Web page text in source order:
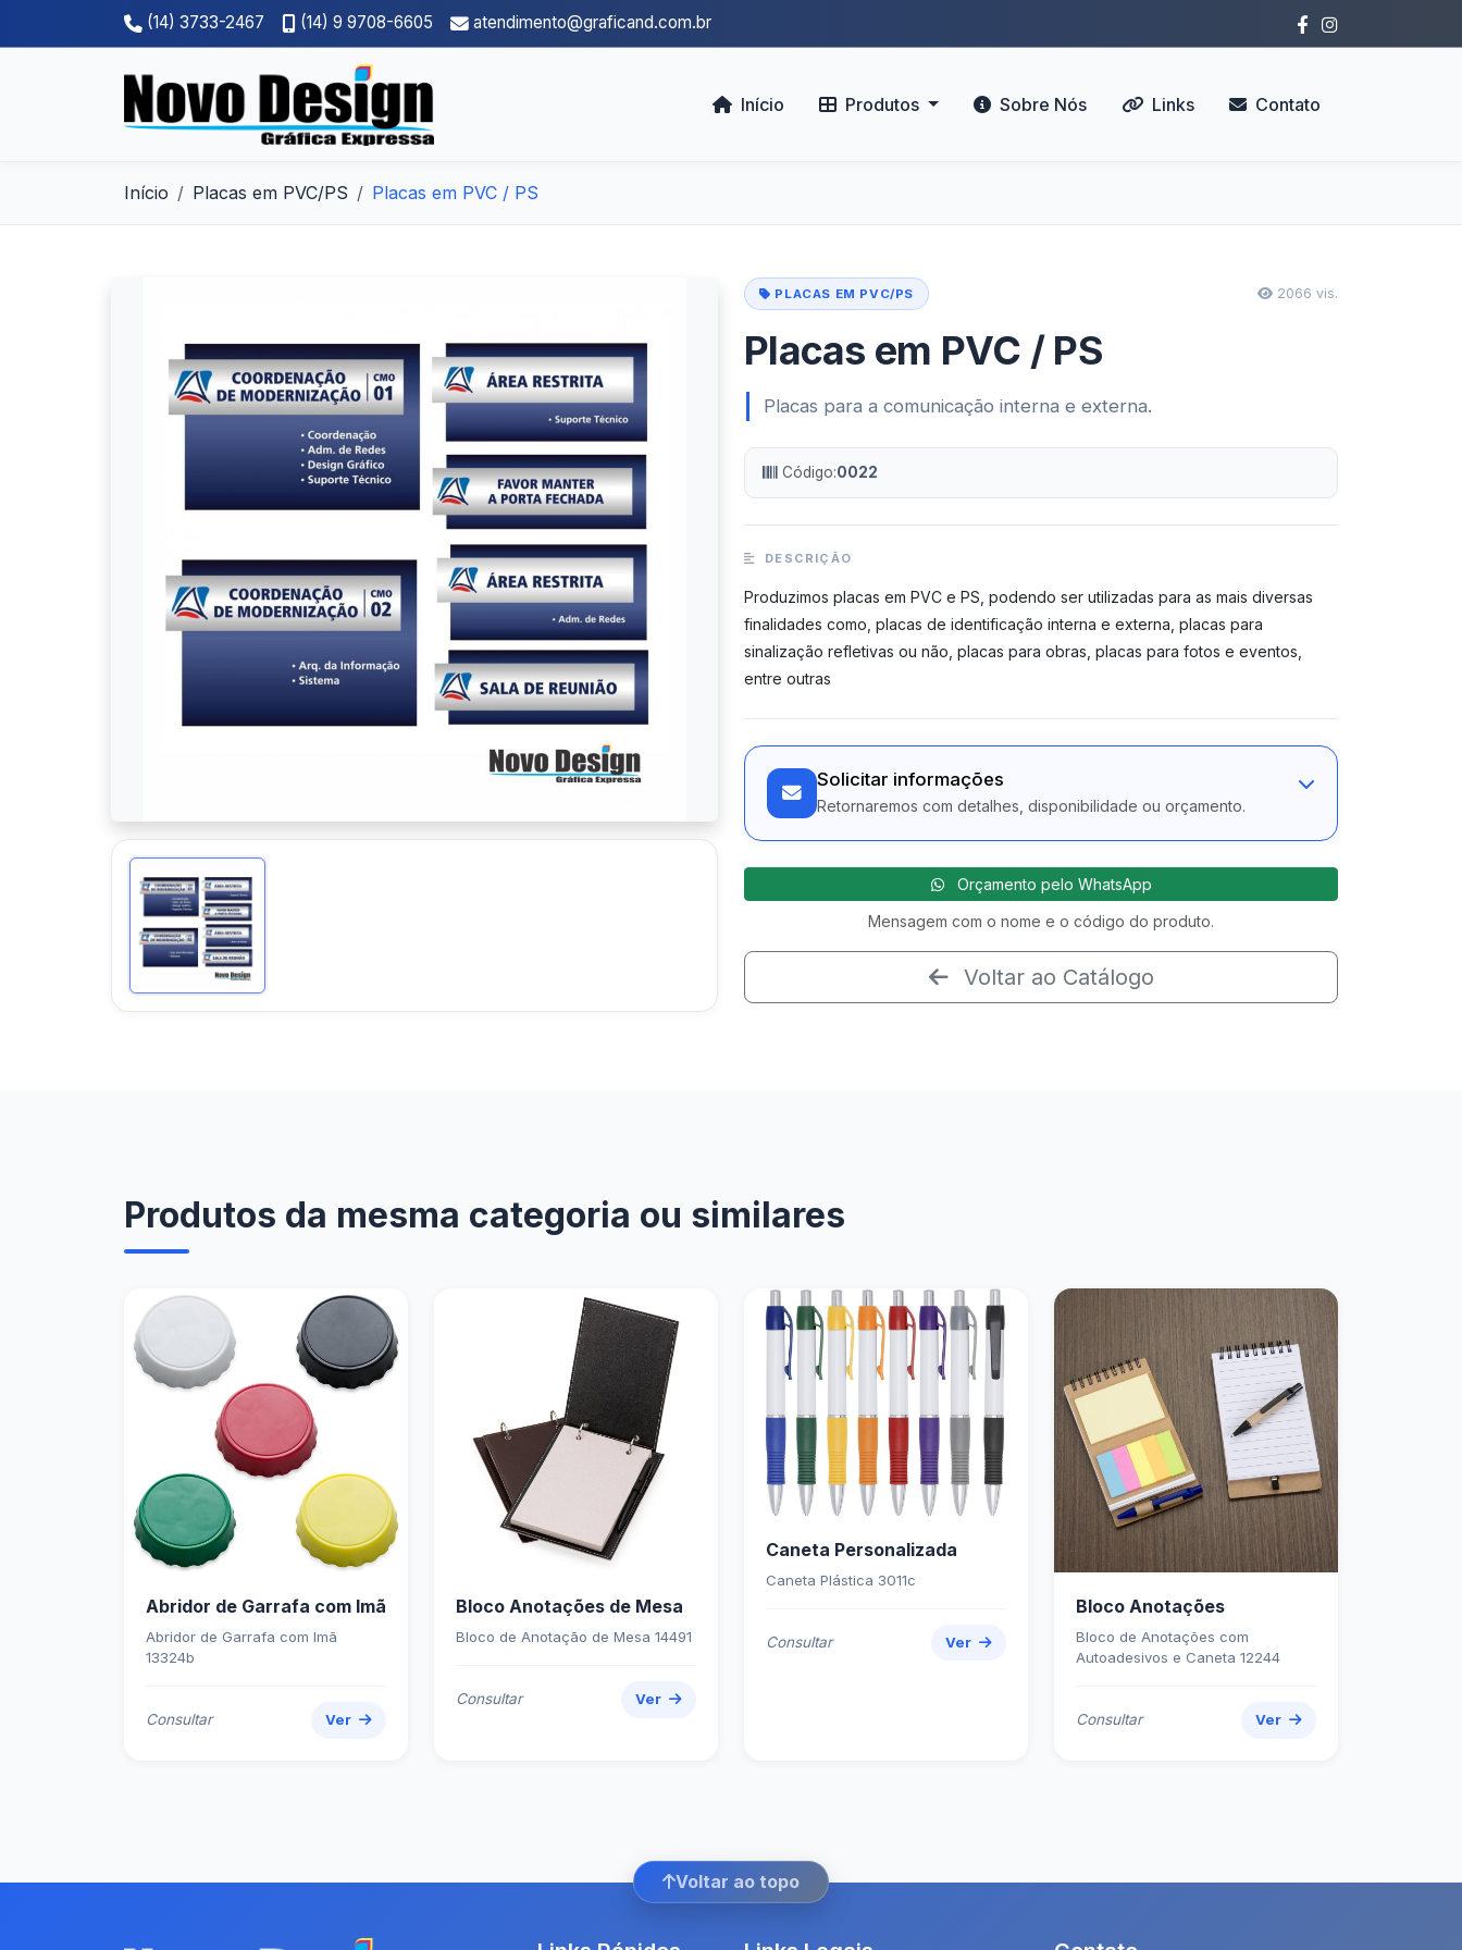
(14) 3733-2467 (14) 9 9708-6605 atendimento@graficand.com.br
Início Produtos Sobre Nós Links Contato
Início Placas em PVC/PS Placas em PVC / PS
PLACAS EM PVC/PS 2066 vis.
Placas em PVC / PS
Placas para a comunicação interna e externa.
Código:0022
DESCRIÇÃO
Produzimos placas em PVC e PS, podendo ser utilizadas para as mais diversas
finalidades como, placas de identificação interna e externa, placas para
sinalização refletivas ou não, placas para obras, placas para fotos e eventos,
entre outras
Solicitar informações
Retornaremos com detalhes, disponibilidade ou orçamento.
Orçamento pelo WhatsApp
Mensagem com o nome e o código do produto.
Voltar ao Catálogo
Produtos da mesma categoria ou similares
Abridor de Garrafa com Imã
Abridor de Garrafa com Imã
13324b
Consultar Ver
Bloco Anotações de Mesa
Bloco de Anotação de Mesa 14491
Consultar Ver
Caneta Personalizada
Caneta Plástica 3011c
Consultar Ver
Bloco Anotações
Bloco de Anotações com
Autoadesivos e Caneta 12244
Consultar Ver
Voltar ao topo